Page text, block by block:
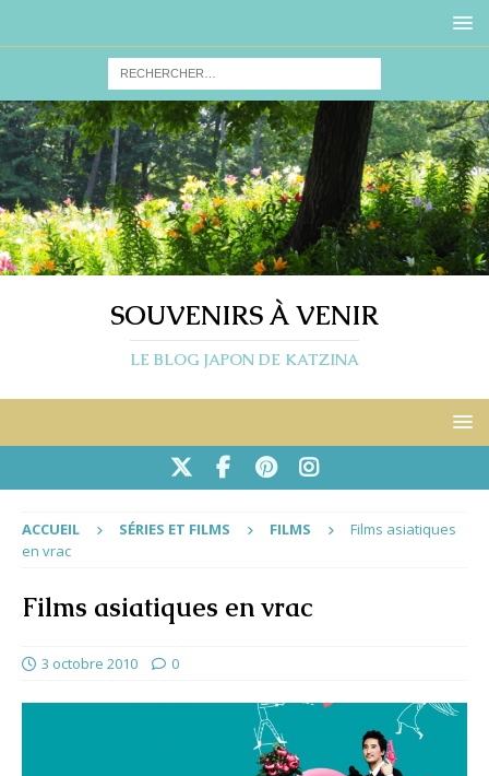
SOUVENIRS À VENIR
LE BLOG JAPON DE KATZINA
ACCUEIL SÉRIES ET FILMS FILMS
Films asiatiques
en vrac
Films asiatiques en vrac
3 octobre 2010 0